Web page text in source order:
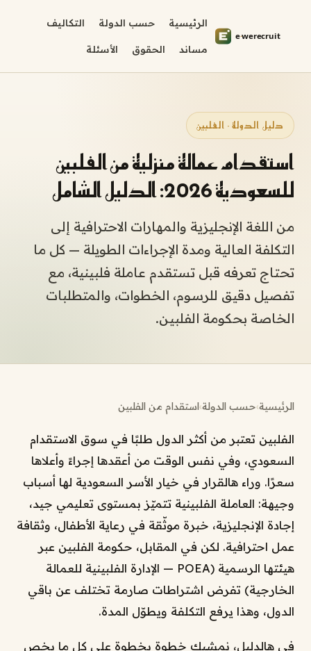
الرئيسية حسب الدولة التكاليف
مساند الحقوق الأسئلة
دليل الدولة · الفلبين
استقدام عمالة منزلية من الفلبين
للسعودية 2026: الدليل الشامل
من اللغة الإنجليزية والمهارات الاحترافية إلى
التكلفة العالية ومدة الإجراءات الطويلة — كل ما
تحتاج تعرفه قبل تستقدم عاملة فلبينية، مع
تفصيل دقيق للرسوم، الخطوات، والمتطلبات
الخاصة بحكومة الفلبين.
الرئيسية›حسب الدولة›استقدام من الفلبين
الفلبين تعتبر من أكثر الدول طلبًا في سوق الاستقدام
السعودي، وفي نفس الوقت من أعقدها إجراءً وأعلاها
سعرًا. وراء هالقرار في خيار الأسر السعودية لها أسباب
وجيهة: العاملة الفلبينية تتميّز بمستوى تعليمي جيد،
إجادة الإنجليزية، خبرة موثّقة في رعاية الأطفال، وثقافة
عمل احترافية. لكن في المقابل، حكومة الفلبين عبر
هيئتها الرسمية (POEA — الإدارة الفلبينية للعمالة
الخارجية) تفرض اشتراطات صارمة تختلف عن باقي
الدول، وهذا يرفع التكلفة ويطوّل المدة.
في هالدليل، نمشيك خطوة بخطوة على كل ما يخص